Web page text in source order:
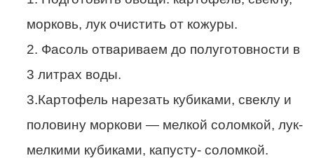
морковь, лук очистить от кожуры.
2. Фасоль отвариваем до полуготовности в
3 литрах воды.
3.Картофель нарезать кубиками, свеклу и
половину моркови — мелкой соломкой, лук-
мелкими кубиками, капусту- соломкой.